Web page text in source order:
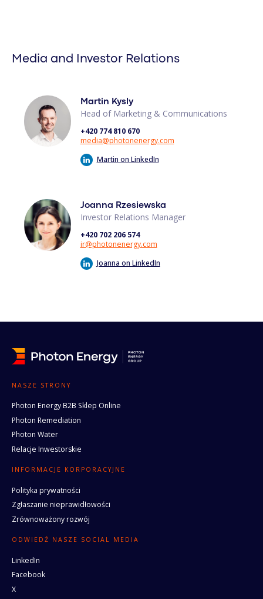
Media and Investor Relations
Martin Kysly
Head of Marketing & Communications
+420 774 810 670
media@photonenergy.com
Martin on LinkedIn
Joanna Rzesiewska
Investor Relations Manager
+420 702 206 574
ir@photonenergy.com
Joanna on LinkedIn
NASZE STRONY
Photon Energy B2B Sklep Online
Photon Remediation
Photon Water
Relacje Inwestorskie
INFORMACJE KORPORACYJNE
Polityka prywatności
Zgłaszanie nieprawidłowości
Zrównoważony rozwój
ODWIEDŹ NASZE SOCIAL MEDIA
LinkedIn
Facebook
X